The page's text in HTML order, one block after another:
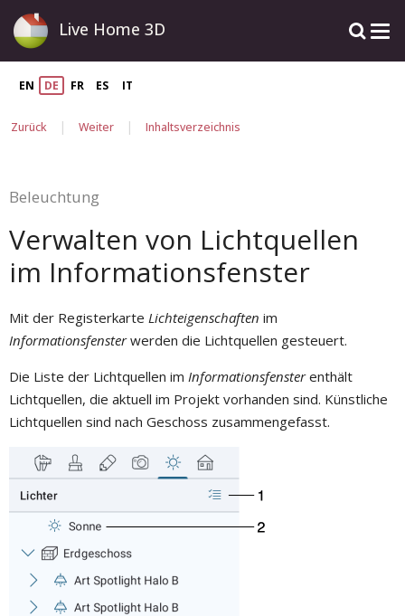
Live Home 3D
EN DE FR ES IT
Zurück | Weiter | Inhaltsverzeichnis
Beleuchtung
Verwalten von Lichtquellen
im Informationsfenster
Mit der Registerkarte Lichteigenschaften im
Informationsfensterwerden die Lichtquellen gesteuert.
Die Liste der Lichtquellen im Informationsfensterenthält
Lichtquellen, die aktuell im Projekt vorhanden sind. Künstliche
Lichtquellen sind nach Geschoss zusammengefasst.